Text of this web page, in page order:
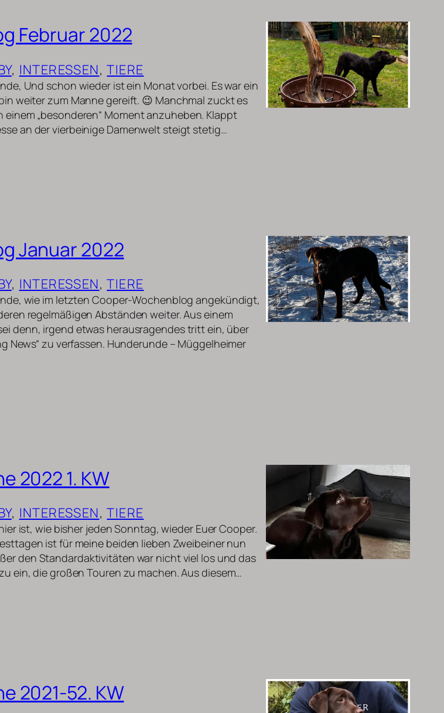
Februar 2022
, INTERESSEN, TIERE
Und schon wieder ist ein Monat vorbei. Es war ein
weiter zum Manne gereift. 😉 Manchmal zuckt es
„besonderen“ Moment anzuheben. Klappt
an der vierbeinige Damenwelt steigt stetig…
Januar 2022
, INTERESSEN, TIERE
wie im letzten Cooper-Wochenblog angekündigt,
regelmäßigen Abständen weiter. Aus einem
denn, irgend etwas herausragendes tritt ein, über
News“ zu verfassen. Hunderunde – Müggelheimer
2022 1. KW
, INTERESSEN, TIERE
ist, wie bisher jeden Sonntag, wieder Euer Cooper.
ist für meine beiden lieben Zweibeiner nun
den Standardaktivitäten war nicht viel los und das
ein, die großen Touren zu machen. Aus diesem…
2021-52. KW